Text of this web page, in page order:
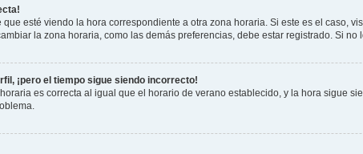
que esté viendo la hora correspondiente a otra zona horaria. Si este es el caso,
la zona horaria, como las demás preferencias, debe estar registrado. Si
¡pero el tiempo sigue siendo incorrecto!
es correcta al igual que el horario de verano establecido, y la hora sigue